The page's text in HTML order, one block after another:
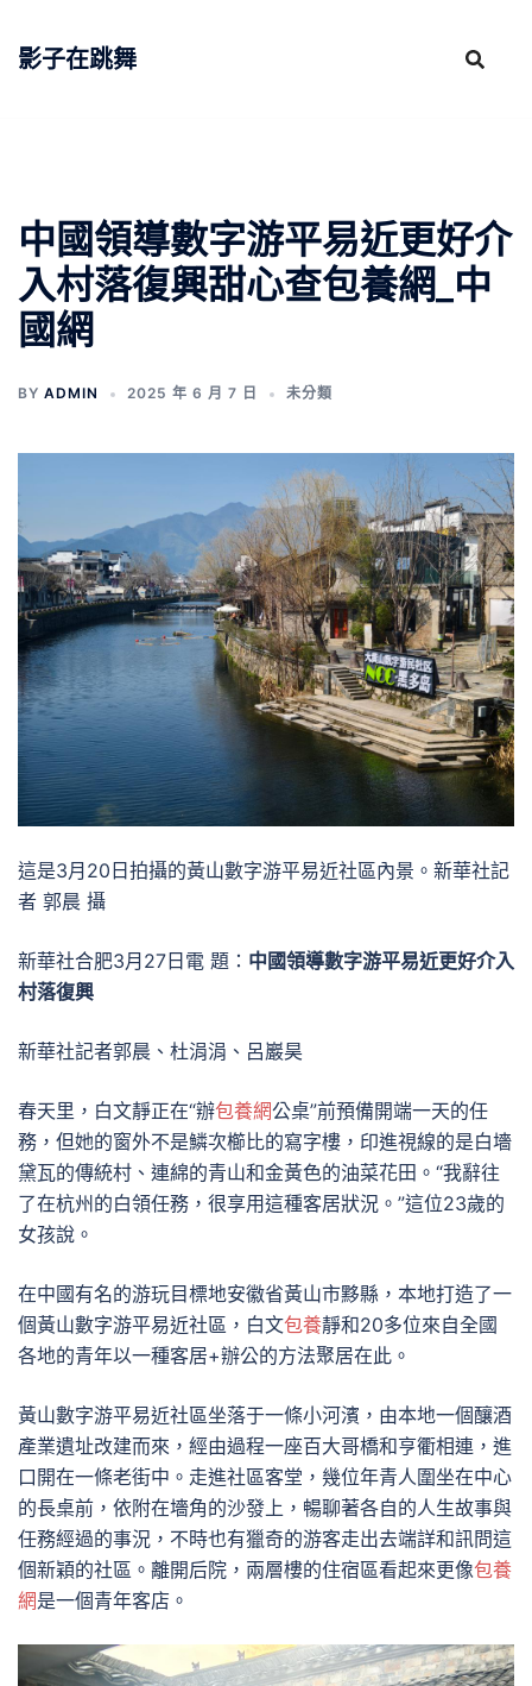
影子在跳舞
中國領導數字游平易近更好介
入村落復興甜心查包養網_中
國網
BY ADMIN 2025 年 6 月 7 日 未分類
這是3月20日拍攝的黃山數字游平易近社區內景。新華社記
者 郭晨 攝
新華社合肥3月27日電 題： 中國領導數字游平易近更好介入
村落復興
新華社記者郭晨、杜涓涓、呂巖昊
春天里，白文靜正在“辦包養網公桌”前預備開端一天的任
務，但她的窗外不是鱗次櫛比的寫字樓，印進視線的是白墻
黛瓦的傳統村、連綿的青山和金黃色的油菜花田。“我辭往
了在杭州的白領任務，很享用這種客居狀況。”這位23歲的
女孩說。
在中國有名的游玩目標地安徽省黃山市黟縣，本地打造了一
個黃山數字游平易近社區，白文包養靜和20多位來自全國
各地的青年以一種客居+辦公的方法聚居在此。
黃山數字游平易近社區坐落于一條小河濱，由本地一個釀酒
產業遺址改建而來，經由過程一座百大哥橋和亨衢相連，進
口開在一條老街中。走進社區客堂，幾位年青人圍坐在中心
的長桌前，依附在墻角的沙發上，暢聊著各自的人生故事與
任務經過的事況，不時也有獵奇的游客走出去端詳和訊問這
個新穎的社區。離開后院，兩層樓的住宿區看起來更像包養
網是一個青年客店。